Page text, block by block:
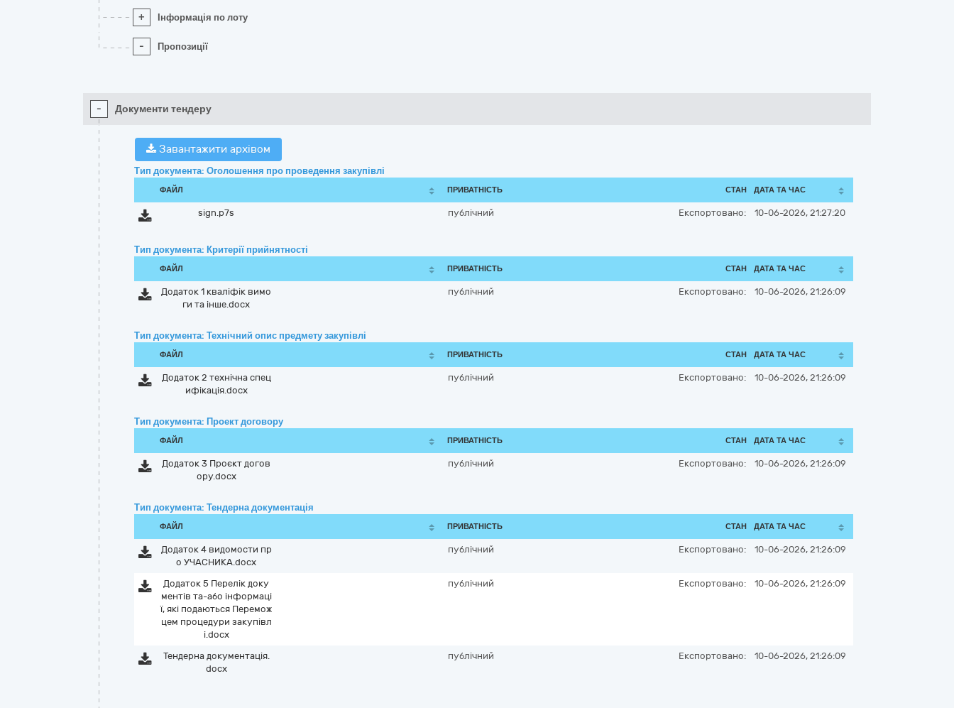
+ Інформація по лоту
- Пропозиції
- Документи тендеру
Завантажити архівом
Тип документа: Оголошення про проведення закупівлі
ФАЙЛ ПРИВАТНІСТЬ СТАН ДАТА ТА ЧАС
sign.p7s публічний Експортовано: 10-06-2026, 21:27:20
Тип документа: Критерії прийнятності
ФАЙЛ ПРИВАТНІСТЬ СТАН ДАТА ТА ЧАС
Додаток 1 кваліфік вимо
ги та інше.docx
публічний Експортовано: 10-06-2026, 21:26:09
Тип документа: Технічний опис предмету закупівлі
ФАЙЛ ПРИВАТНІСТЬ СТАН ДАТА ТА ЧАС
Додаток 2 технічна спец
ифікація.docx
публічний Експортовано: 10-06-2026, 21:26:09
Тип документа: Проект договору
ФАЙЛ ПРИВАТНІСТЬ СТАН ДАТА ТА ЧАС
Додаток 3 Проєкт догов
ору.docx
публічний Експортовано: 10-06-2026, 21:26:09
Тип документа: Тендерна документація
ФАЙЛ ПРИВАТНІСТЬ СТАН ДАТА ТА ЧАС
Додаток 4 видомости пр
о УЧАСНИКА.docx
публічний Експортовано: 10-06-2026, 21:26:09
Додаток 5 Перелік доку
ментів та-або інформаці
ї, які подаються Перемож
цем процедури закупівл
і.docx
публічний Експортовано: 10-06-2026, 21:26:09
Тендерна документація.
docx
публічний Експортовано: 10-06-2026, 21:26:09